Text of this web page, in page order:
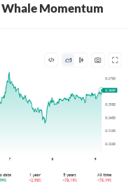
Whale Momentum